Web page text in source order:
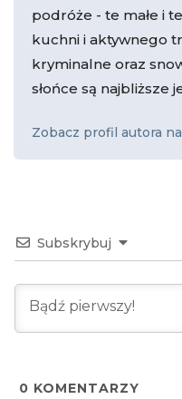
podróże - te małe i
kuchni i aktywnego
kryminalne oraz
słońce są najbliższe
Zobacz profil autora
Subskrybuj
0 KOMENTARZY